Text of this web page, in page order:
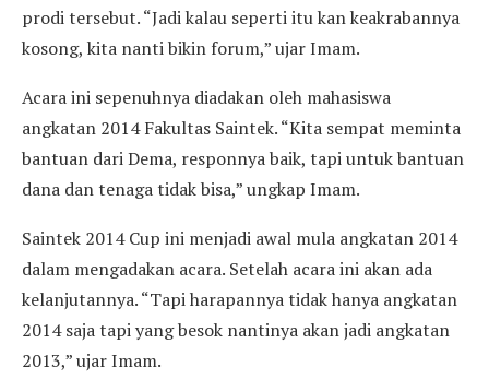
prodi tersebut. “Jadi kalau seperti itu kan keakrabannya
kosong, kita nanti bikin forum,” ujar Imam.
Acara ini sepenuhnya diadakan oleh mahasiswa
angkatan 2014 Fakultas Saintek. “Kita sempat meminta
bantuan dari Dema, responnya baik, tapi untuk bantuan
dana dan tenaga tidak bisa,” ungkap Imam.
Saintek 2014 Cup ini menjadi awal mula angkatan 2014
dalam mengadakan acara. Setelah acara ini akan ada
kelanjutannya. “Tapi harapannya tidak hanya angkatan
2014 saja tapi yang besok nantinya akan jadi angkatan
2013,” ujar Imam.